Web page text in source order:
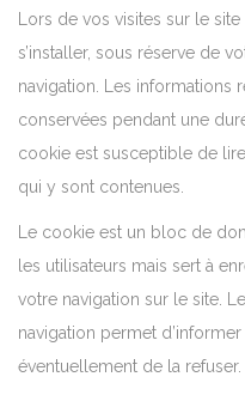
Lors de vos visites sur le
s’installer, sous réserve de
navigation. Les informations
conservées pendant une
cookie est susceptible de
qui y sont contenues.
Le cookie est un bloc de
les utilisateurs mais sert à
votre navigation sur le site.
navigation permet
éventuellement de la refuser.